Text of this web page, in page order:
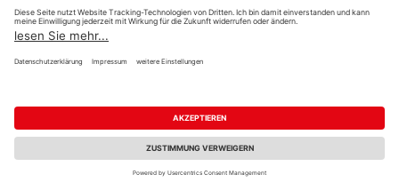
WhatsApp
Versand
Impressum AGB Widerruf
Datenschutz
Reservierungsbedingungen
Vertrag widerrufen